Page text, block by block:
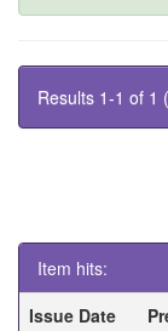
Results 1-1 of 1
Item hits:
Issue Date